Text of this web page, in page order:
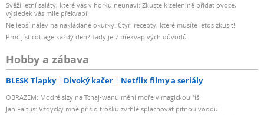
Svěží letní saláty, které vás v horku neunaví: Zkuste k zelenině přidat ovoce,
výsledek vás mile překvapí!
Nejlepší nálev na nakládané okurky: Čtyři recepty, které musíte letos zkusit!
Proč jíst cottage každý den? Tady je 7 překvapivých důvodů
Hobby a zábava
BLESK Tlapky Divoký kačer Netflix filmy a seriály
OBRAZEM: Modré slzy na Tchaj-wanu mění moře v magickou říši
Jan Faltus: Vždycky mně přišlo trošku zvrhlé splachovat pitnou vodou